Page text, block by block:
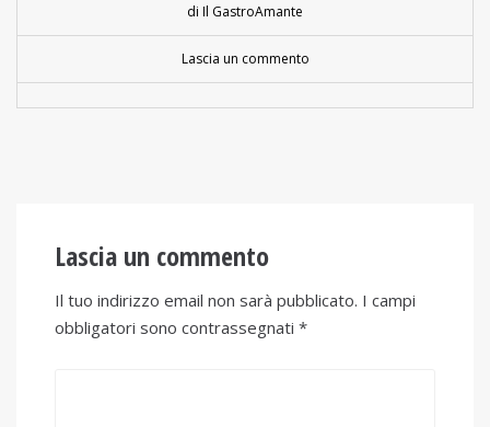
di Il GastroAmante
Lascia un commento
Lascia un commento
Il tuo indirizzo email non sarà pubblicato. I campi
obbligatori sono contrassegnati *